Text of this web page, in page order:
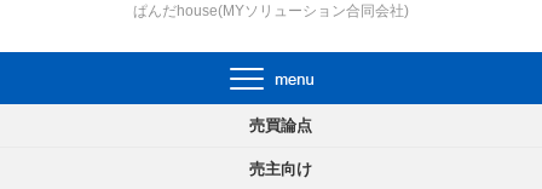
ぱんだhouse(MYソリューション合同会社)
売買論点
売主向け